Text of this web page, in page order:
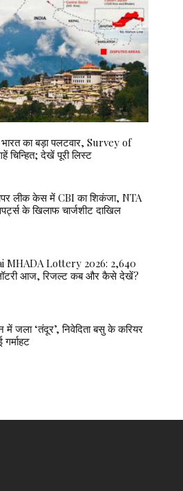
का बड़ा पलटवार, Survey of
देखें पूरी लिस्ट
लीक केस में CBI का शिकंजा, NTA
के खिलाफ चार्जशीट दाखिल
MHADA Lottery 2026: 2,640
आज, रिजल्ट कब और कैसे देखें?
में जला ‘तंदूर’, निवेदिता बसु के करियर